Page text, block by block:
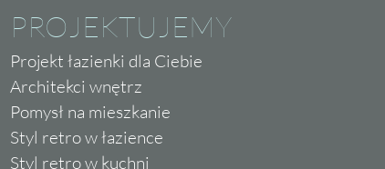
PROJEKTUJEMY
Projekt łazienki dla Ciebie
Architekci wnętrz
Pomysł na mieszkanie
Styl retro w łazience
Styl retro w kuchni